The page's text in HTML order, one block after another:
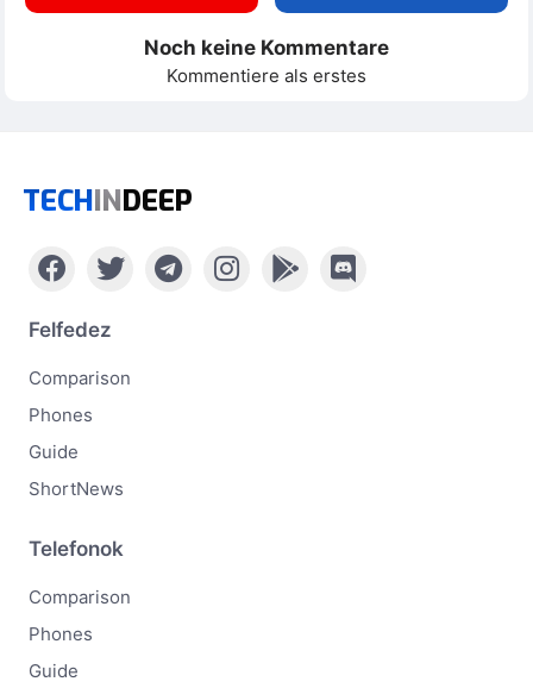
Noch keine Kommentare
Kommentiere als erstes
TECHINDEEP
Felfedez
Comparison
Phones
Guide
ShortNews
Telefonok
Comparison
Phones
Guide